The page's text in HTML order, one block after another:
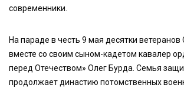
современники.
На параде в честь 9 мая десятки
вместе со своим сыном-кадетом кавалер
перед Отечеством» Олег Бурда. Семья
продолжает династию потомственных